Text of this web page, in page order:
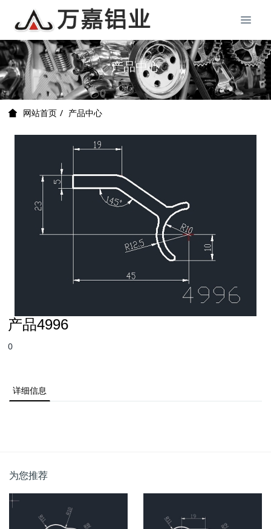
产品中心
网站首页 产品中心
产品4996
0
详细信息
为您推荐